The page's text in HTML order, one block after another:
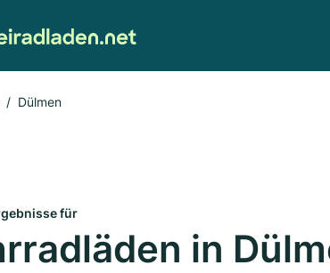
Dülmen
für
in